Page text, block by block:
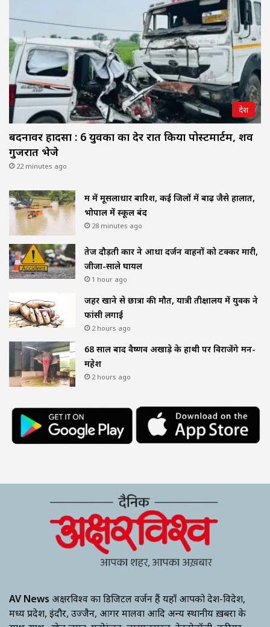
देश
बदनावर हादसा : 6 युवकों का देर रात किया पोस्टमार्टम, शव
गुजरात भेजे
22 minutes ago
मप्र में मूसलाधार बारिश, कई जिलों में बाढ़ जैसे हालात,
भोपाल में स्कूल बंद
28 minutes ago
तेज दौड़ती कार ने आधा दर्जन वाहनों को टक्कर मारी,
जीजा-साले घायल
1 hour ago
जहर खाने से छात्रा की मौत, यात्री प्रतीक्षालय में युवक ने
फांसी लगाई
2 hours ago
68 साल बाद वैष्णव अखाड़े के हाथी पर विराजेंगे मन-
महेश
2 hours ago
AV News अक्षरविश्व का डिजिटल वर्जन हैं यहाँ आपको देश-विदेश,
मध्य प्रदेश, इंदौर, उज्जैन, आगर मालवा आदि अन्य स्थानीय ख़बरों के